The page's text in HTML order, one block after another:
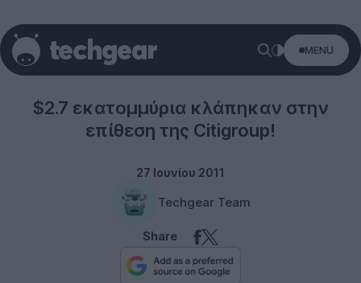
MENU
$2.7 εκατομμύρια κλάπηκαν στην
επίθεση της Citigroup!
27 Ιουνίου 2011
Techgear Team
Share